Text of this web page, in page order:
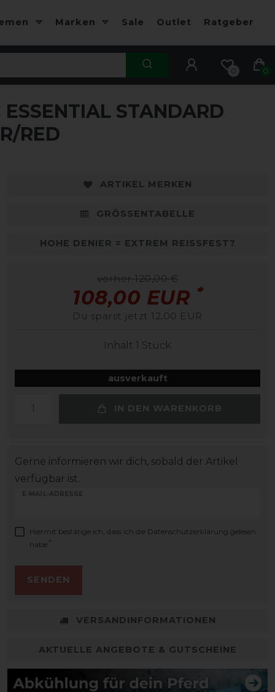
Marken Sale Outlet Ratgeber
0 0
-10%
STANDARD
RED
ARTIKEL MERKEN
GRÖSSENTABELLE
HOHE DENIER = EXTREM REISSFEST?
vorher 120,00 €
108,00 EUR *
Du sparst jetzt 12,00 EUR
Inhalt 1 Stück
ausverkauft
IN DEN WARENKORB
Gerne informieren wir dich, sobald der Artikel
verfügbar ist.
E-MAIL-ADRESSE
Hiermit bestätige ich, dass ich die Daten­schutz­erklärung gelesen
habe. *
SENDEN
VERSANDINFORMATIONEN
AKTUELLE ANGEBOTE & GUTSCHEINE